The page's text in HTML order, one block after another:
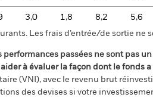
3,0 1,8 8,2 5,6
Les frais d’entrée/de sortie ne
performances passées ne sont pas
à évaluer la façon dont le fonds
(VNI), avec le revenu brut
des devises si votre